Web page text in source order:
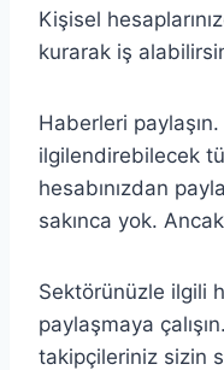
Kişisel
kurarak iş
Haberleri
ilgilendirebilecek
hesabınızdan
sakınca yok. Ancak
Sektörünüzle ilgili
paylaşmaya
takipçileriniz sizin